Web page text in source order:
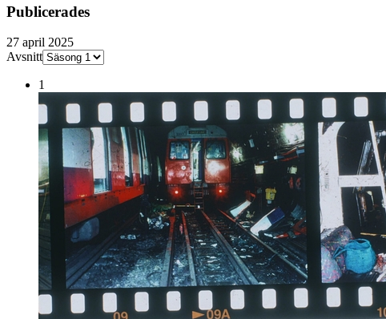
Publicerades
27 april 2025
Avsnitt
1